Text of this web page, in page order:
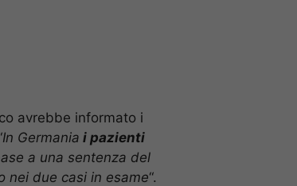
avrebbe informato i
In Germania i pazienti
a una sentenza del
nei due casi in esame“.